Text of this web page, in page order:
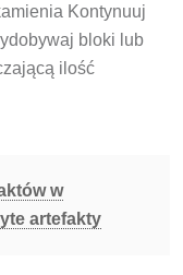
Kontynuuj
bloki lub
ilość
w
artefakty